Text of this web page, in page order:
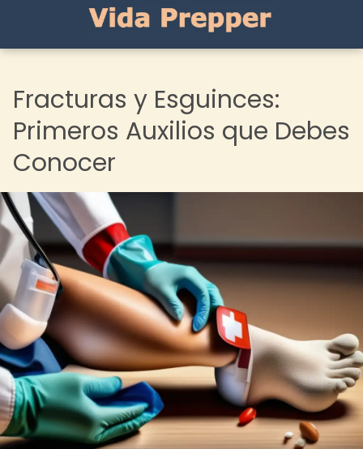
Fracturas y Esguinces:
Primeros Auxilios que Debes
Conocer